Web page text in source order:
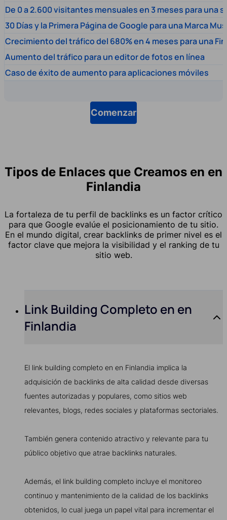
De 0 a 2.600 visitantes mensuales en 3 meses para una
30 Días y la Primera Página de Google para una Marca
Crecimiento del tráfico del 680% en 4 meses para una
Aumento del tráfico para un editor de fotos en línea
Caso de éxito de aumento para aplicaciones móviles
Comenzar
Tipos de Enlaces que Creamos en en
Finlandia
La fortaleza de tu perfil de backlinks es un factor crítico
para que Google evalúe el posicionamiento de tu sitio.
En el mundo digital, crear backlinks de primer nivel es el
factor clave que mejora la visibilidad y el ranking de tu
sitio web.
Link Building Completo en en
Finlandia
El link building completo en en Finlandia implica la
adquisición de backlinks de alta calidad desde diversas
fuentes autorizadas y populares, como sitios web
relevantes, blogs, redes sociales y plataformas sectoriales.
También genera contenido atractivo y relevante para tu
público objetivo que atrae backlinks naturales.
Además, el link building completo incluye el monitoreo
continuo y mantenimiento de la calidad de los backlinks
obtenidos, lo cual juega un papel vital para incrementar el